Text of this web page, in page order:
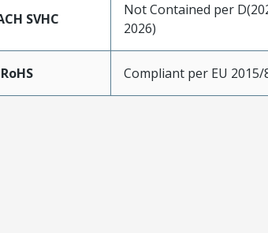
SVHC
Not Contained per
2026)
Compliant per EU 2015/